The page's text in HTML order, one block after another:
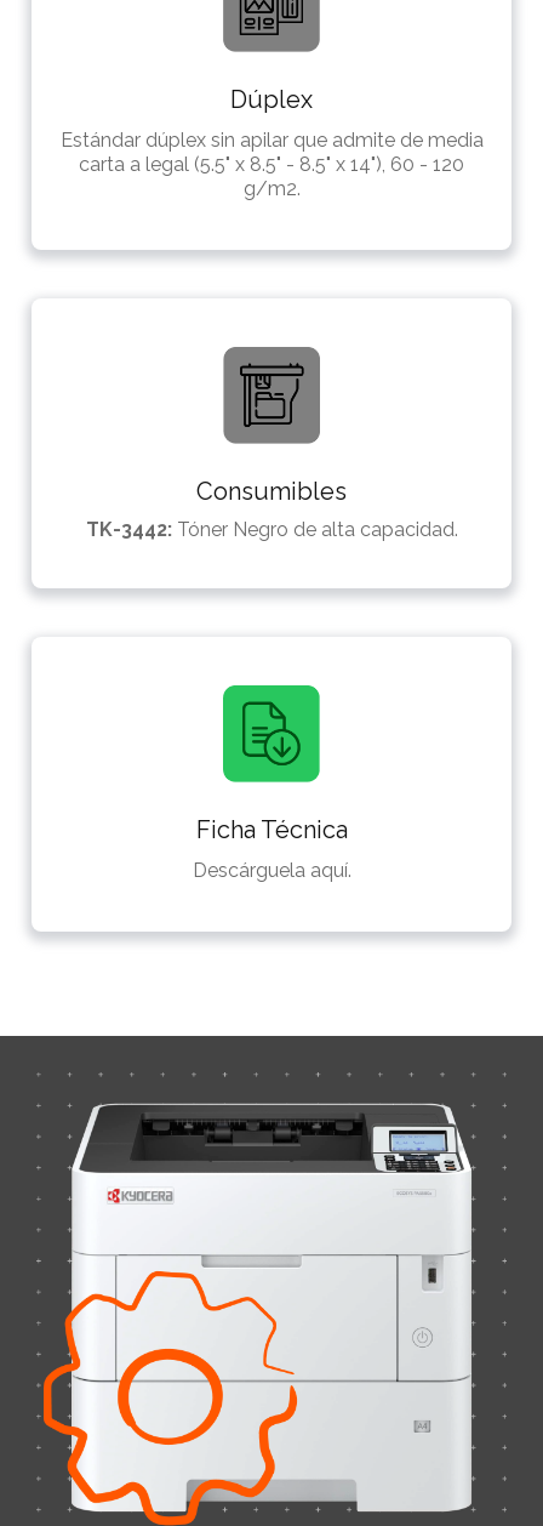
Dúplex
Estándar dúplex sin apilar que admite de media
carta a legal (5.5" x 8.5" - 8.5" x 14"), 60 - 120
g/m2.
Consumibles
TK-3442: Tóner Negro de alta capacidad.
Ficha Técnica
Descárguela aquí.